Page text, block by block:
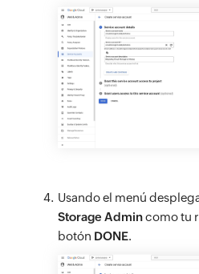
Usando el menú
Storage Admincomo tu
botón DONE.